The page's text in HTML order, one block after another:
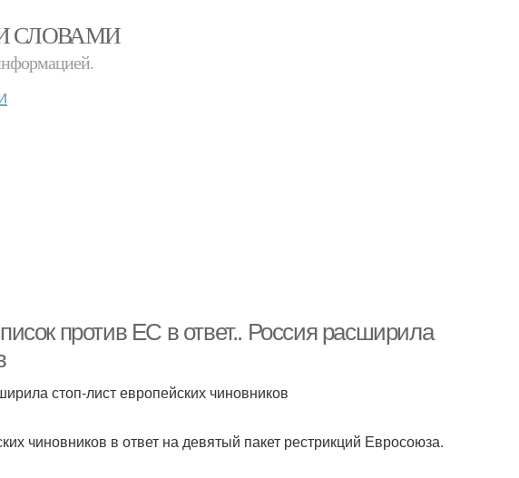
СЛОВАМИ
против ЕС в ответ.. Россия расширила
стоп-лист европейских чиновников
чиновников в ответ на девятый пакет рестрикций Евросоюза.